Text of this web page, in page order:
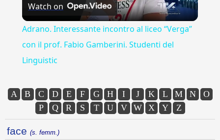
Video
Watch on
Adrano. Interessante incontro al liceo “Verga”
con il prof. Fabio Gamberini. Studenti del
Linguistic
A B C D E F G H I J K L M N
O
P
Q R S T U V W X Y Z
face (s. femm.)